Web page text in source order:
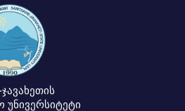
უნივერსიტეტი